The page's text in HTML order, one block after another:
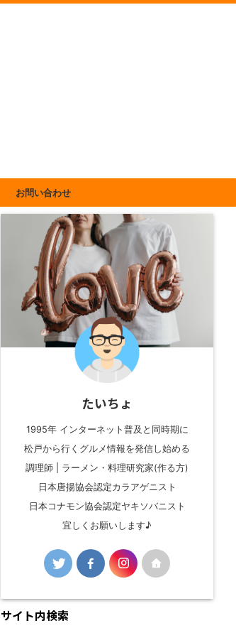
お問い合わせ
たいちょ
1995年 インターネット普及と同時期に
松戸から行くグルメ情報を発信し始める
調理師 | ラーメン・料理研究家(作る方)
日本唐揚協会認定カラアゲニスト
日本コナモン協会認定ヤキソバニスト
宜しくお願いします♪
サイト内検索